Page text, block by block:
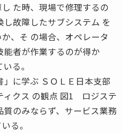
た時、現場で修理するの
故障したサブシステム を
、そ の場合、オペレータ
者が作業するのが得か
る。
に学ぶ ＳＯＬＥ日本支部
ィクス の観点 図1 ロジステ
のみならず、サービス業務
る。